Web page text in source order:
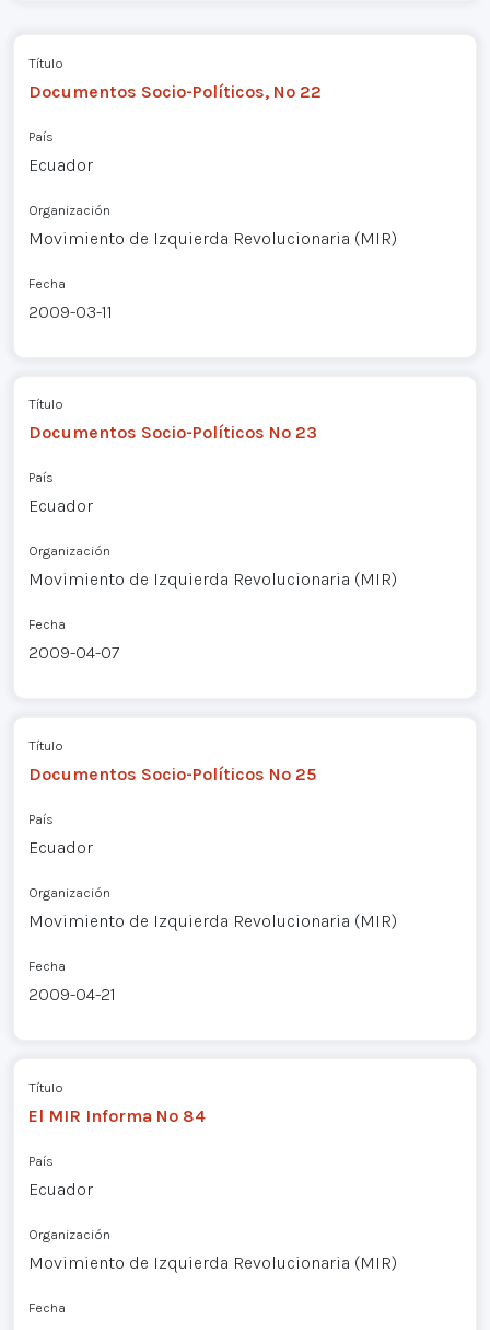
Título
Documentos Socio-Políticos, Nº 22
País
Ecuador
Organización
Movimiento de Izquierda Revolucionaria (MIR)
Fecha
2009-03-11
Título
Documentos Socio-Políticos Nº 23
País
Ecuador
Organización
Movimiento de Izquierda Revolucionaria (MIR)
Fecha
2009-04-07
Título
Documentos Socio-Políticos Nº 25
País
Ecuador
Organización
Movimiento de Izquierda Revolucionaria (MIR)
Fecha
2009-04-21
Título
El MIR Informa Nº 84
País
Ecuador
Organización
Movimiento de Izquierda Revolucionaria (MIR)
Fecha